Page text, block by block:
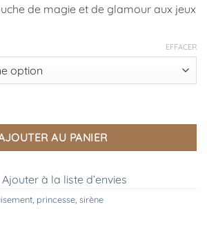
de magie et de glamour aux jeux
EFFACER
Cape Laurence Sequins Roses, Souza.
AU PANIER
Ajouter à la liste d’envies
princesse sirène